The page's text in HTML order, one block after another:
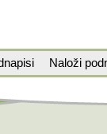
Naloži